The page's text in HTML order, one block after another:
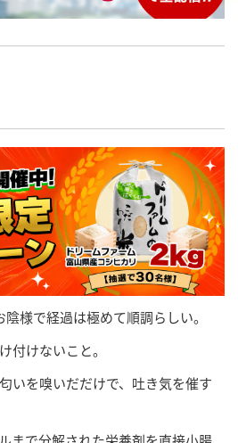
様で経過は極めて順調らしい。
付けないこと。
いを嗅いだだけで、吐き気を催す